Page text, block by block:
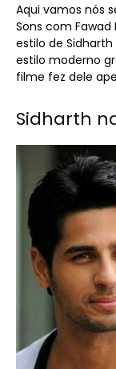
Aqui vamos nós
Sons com
estilo de
estilo moderno
filme fez dele
Sidharth